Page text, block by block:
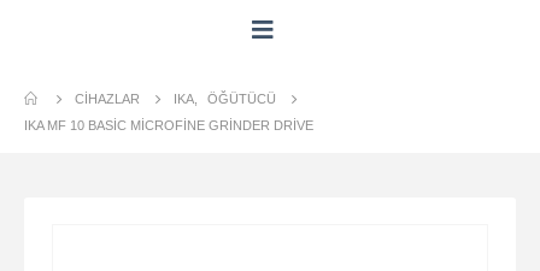
CIHAZLAR IKA
ÖĞÜTÜCÜ
IKA MF 10 BASIC MICROFINE GRINDER DRIVE